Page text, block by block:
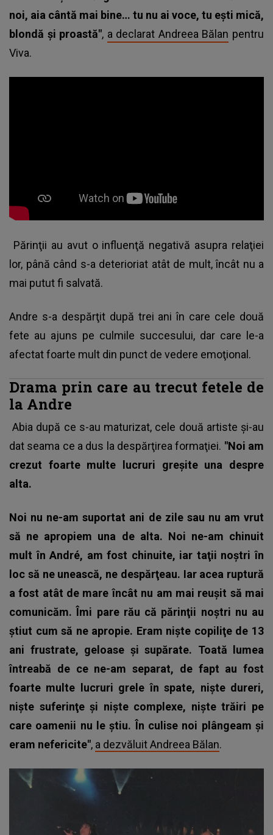
noi, aia cântă mai bine… tu nu ai voce, tu ești mică,
blondă și proastă", a declarat Andreea Bălan pentru
Viva.
Părinţii au avut o influenţă negativă asupra relaţiei
lor, până când s-a deterioriat atât de mult, încât nu a
mai putut fi salvată.
Andre s-a despărţit după trei ani în care cele două
fete au ajuns pe culmile succesului, dar care le-a
afectat foarte mult din punct de vedere emoţional.
Drama prin care au trecut fetele de
la Andre
Abia după ce s-au maturizat, cele două artiste şi-au
dat seama ce a dus la despărţirea formaţiei. "Noi am
crezut foarte multe lucruri greşite una despre
alta.
Noi nu ne-am suportat ani de zile sau nu am vrut
să ne apropiem una de alta. Noi ne-am chinuit
mult în André, am fost chinuite, iar taţii noştri în
loc să ne unească, ne despărţeau. Iar acea ruptură
a fost atât de mare încât nu am mai reuşit să mai
comunicăm. Îmi pare rău că părinţii noştri nu au
ştiut cum să ne apropie. Eram nişte copiliţe de 13
ani frustrate, geloase şi supărate. Toată lumea
întreabă de ce ne-am separat, de fapt au fost
foarte multe lucruri grele în spate, nişte dureri,
nişte suferinţe şi nişte complexe, nişte trăiri pe
care oamenii nu le ştiu. În culise noi plângeam şi
eram nefericite", a dezvăluit Andreea Bălan.